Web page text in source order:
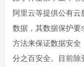
阿里云等提供公有
数据，其数据保护要
方法来保证数据安
分之百安全。目前